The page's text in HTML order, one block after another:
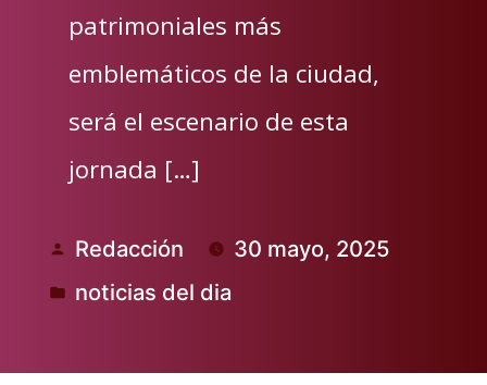
patrimoniales más
emblemáticos de la ciudad,
será el escenario de esta
jornada […]
Publicado
por
Redacción 30 mayo, 2025
Publicado
noticias del dia